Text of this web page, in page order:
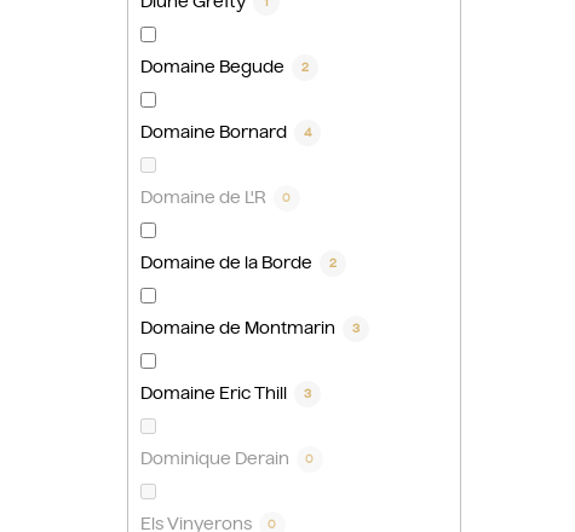
Domaine Begude 2
Domaine Bornard 4
Domaine de L'R 0
Domaine de la Borde 2
Domaine de Montmarin 3
Domaine Eric Thill 3
Dominique Derain 0
Els Vinyerons 0